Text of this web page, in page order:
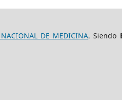
DE MEDICINA. Siendo